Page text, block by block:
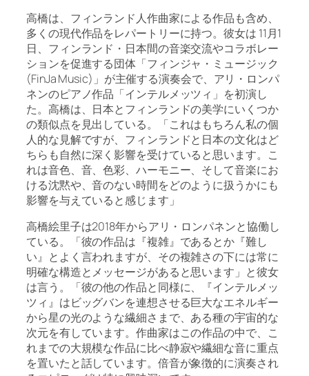
高橋は、フィンランド人作曲家による作品も含め、
多くの現代作品をレパートリーに持つ。彼女は 11月1
日、フィンランド・日本間の音楽交流やコラボレー
ションを促進する団体「フィンジャ・ミュージック
(FinJa Music)」が主催する演奏会で、アリ・ロンパ
ネンのピアノ作品「インテルメッツィ」を初演し
た。高橋は、日本とフィンランドの美学にいくつか
の類似点を見出している。「これはもちろん私の個
人的な見解ですが、フィンランドと日本の文化はど
ちらも自然に深く影響を受けていると思います。こ
れは音色、音、色彩、ハーモニー、そして音楽にお
ける沈黙や、音のない時間をどのように扱うかにも
影響を与えていると感じます」
高橋絵里子は2018年からアリ・ロンパネンと協働し
ている。「彼の作品は『複雑』であるとか『難し
い』とよく言われますが、その複雑さの下には常に
明確な構造とメッセージがあると思います」と彼女
は言う。「彼の他の作品と同様に、『インテルメッ
ツィ』はビッグバンを連想させる巨大なエネルギー
から星の光のような繊細さまで、ある種の宇宙的な
次元を有しています。作曲家はこの作品の中で、こ
れまでの大規模な作品に比べ静寂や繊細な音に重点
を置いたと話しています。倍音が象徴的に演奏され